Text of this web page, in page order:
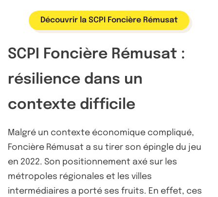
Découvrir la SCPI Foncière Rémusat
SCPI Foncière Rémusat :
résilience dans un
contexte difficile
Malgré un contexte économique compliqué,
Foncière Rémusat a su tirer son épingle du jeu
en 2022. Son positionnement axé sur les
métropoles régionales et les villes
intermédiaires a porté ses fruits. En effet, ces